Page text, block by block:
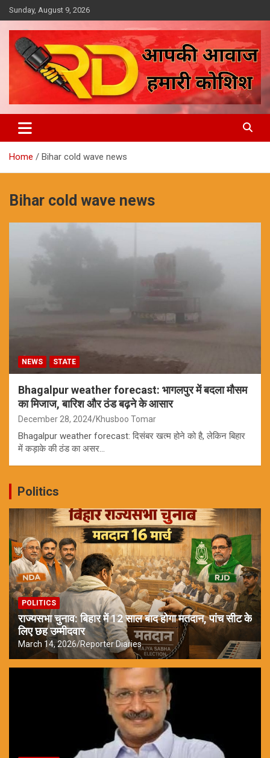
Skip
to
content
Sunday, August 9, 2026
Reporter Diaries
Home Bihar cold wave news
Bihar cold wave news
NEWS STATE
Bhagalpur weather forecast: भागलपुर में बदला मौसम
का मिजाज, बारिश और ठंड बढ़ने के आसार
December 28, 2024 Khusboo Tomar
Bhagalpur weather forecast: दिसंबर खत्म होने को है, लेकिन बिहार
में कड़ाके की ठंड का असर…
Politics
POLITICS
राज्यसभा चुनाव: बिहार में 12 साल बाद होगा मतदान, पांच सीट के
लिए छह उम्मीदवार
March 14, 2026 Reporter Diaries